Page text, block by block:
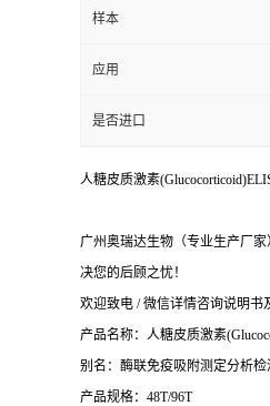
样本
应用
是否进口
人糖皮质激素
广州奥瑞达生物（专业生产厂
决您的后顾之忧！
欢迎致电 / 微信详情咨询说明书
产品名称： 人糖皮质激素
别名：酶联免疫吸附测定分析检
产品规格：48T/96T